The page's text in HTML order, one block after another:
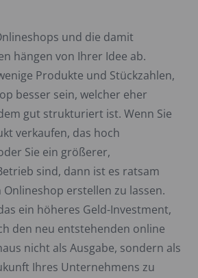
und die damit
hängen von Ihrer Idee ab.
Produkte und Stückzahlen,
besser sein, welcher eher
gut strukturiert ist. Wenn Sie
verkaufen, das hoch
Sie ein größerer,
sind, dann ist es ratsam
erstellen zu lassen.
ein höheres Geld-Investment,
den neu entstehenden online
nicht als Ausgabe, sondern als
Ihres Unternehmens zu